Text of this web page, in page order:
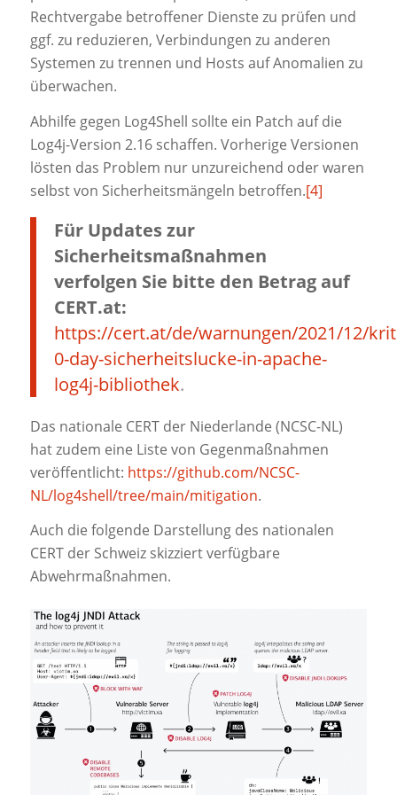
Rechtvergabe betroffener Dienste zu prüfen und
ggf. zu reduzieren, Verbindungen zu anderen
Systemen zu trennen und Hosts auf Anomalien zu
überwachen.
Abhilfe gegen Log4Shell sollte ein Patch auf die
Log4j-Version 2.16 schaffen. Vorherige Versionen
lösten das Problem nur unzureichend oder waren
selbst von Sicherheitsmängeln betroffen.[4]
Für Updates zur
Sicherheitsmaßnahmen
verfolgen Sie bitte den Betrag auf
CERT.at:
https://cert.at/de/warnungen/2021/12/
0-day-sicherheitslucke-in-apache-
log4j-bibliothek.
Das nationale CERT der Niederlande (NCSC-NL)
hat zudem eine Liste von Gegenmaßnahmen
veröffentlicht: https://github.com/NCSC-
NL/log4shell/tree/main/mitigation.
Auch die folgende Darstellung des nationalen
CERT der Schweiz skizziert verfügbare
Abwehrmaßnahmen.